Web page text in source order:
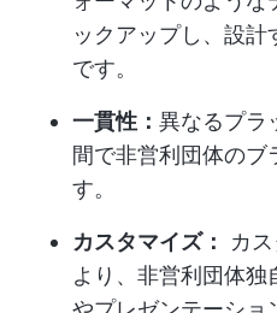
ックアップし、設計
です。
一貫性： 異なるプラ
間で非営利団体のブ
す。
カスタマイズ：
カ
より、非営利団体独